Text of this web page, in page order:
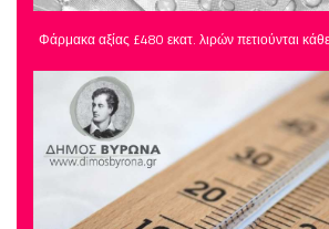
Φάρμακα αξίας £480 εκατ. λιρών πετιούνται